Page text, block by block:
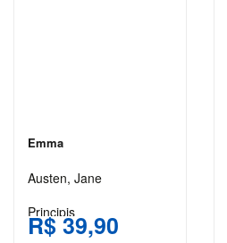
KING
SUZANNE
COLLINS
Emma
Austen, Jane
Principis
R$ 39,90